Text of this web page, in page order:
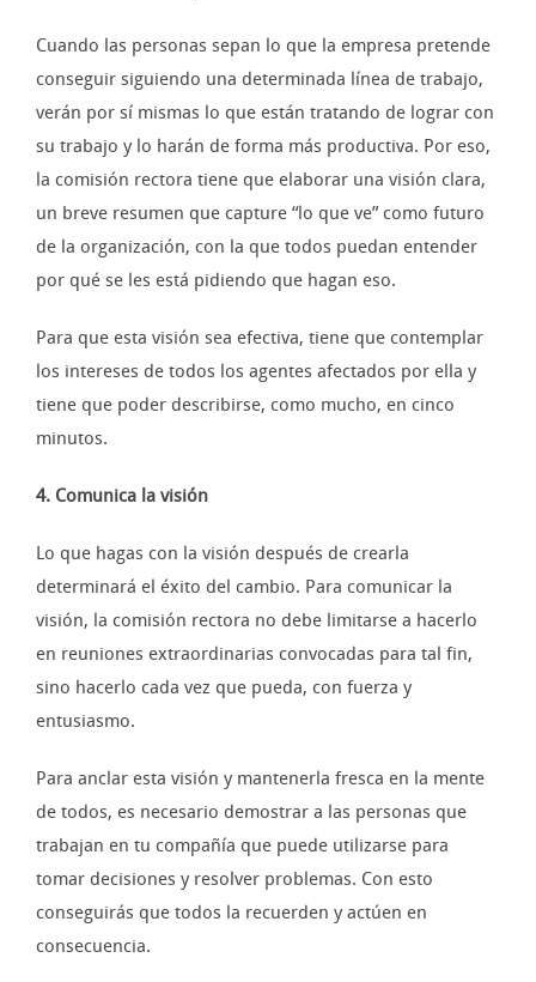
Cuando las personas sepan lo que la empresa pretende
conseguir siguiendo una determinada línea de trabajo,
verán por sí mismas lo que están tratando de lograr con
su trabajo y lo harán de forma más productiva. Por eso,
la comisión rectora tiene que elaborar una visión clara,
un breve resumen que capture “lo que ve” como futuro
de la organización, con la que todos puedan entender
por qué se les está pidiendo que hagan eso.
Para que esta visión sea efectiva, tiene que contemplar
los intereses de todos los agentes afectados por ella y
tiene que poder describirse, como mucho, en cinco
minutos.
4. Comunica la visión
Lo que hagas con la visión después de crearla
determinará el éxito del cambio. Para comunicar la
visión, la comisión rectora no debe limitarse a hacerlo
en reuniones extraordinarias convocadas para tal fin,
sino hacerlo cada vez que pueda, con fuerza y
entusiasmo.
Para anclar esta visión y mantenerla fresca en la mente
de todos, es necesario demostrar a las personas que
trabajan en tu compañía que puede utilizarse para
tomar decisiones y resolver problemas. Con esto
conseguirás que todos la recuerden y actúen en
consecuencia.